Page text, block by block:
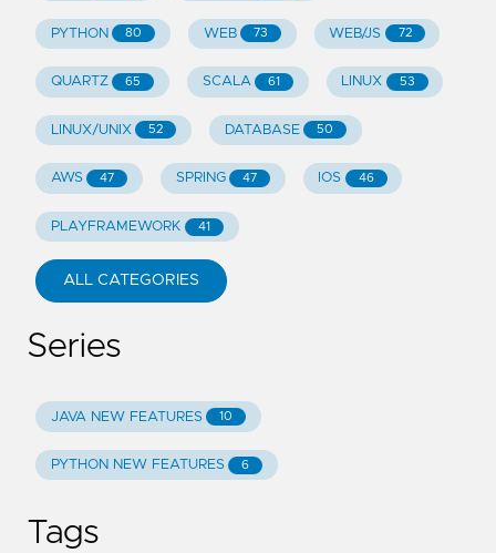
PYTHON 80 WEB 73 WEB/JS 72
QUARTZ 65 SCALA 61 LINUX 53
LINUX/UNIX 52 DATABASE 50
AWS 47 SPRING 47 IOS 46
PLAYFRAMEWORK 41
ALL CATEGORIES
Series
JAVA NEW FEATURES 10
PYTHON NEW FEATURES 6
Tags